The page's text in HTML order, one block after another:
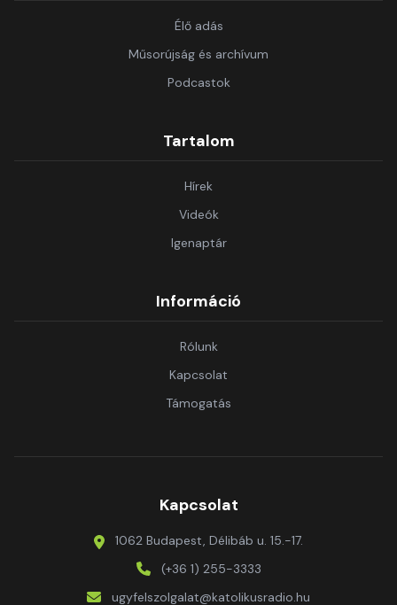
Élő adás
Műsorújság és archívum
Podcastok
Tartalom
Hírek
Videók
Igenaptár
Információ
Rólunk
Kapcsolat
Támogatás
Kapcsolat
1062 Budapest, Délibáb u. 15.-17.
(+36 1) 255-3333
ugyfelszolgalat@katolikusradio.hu